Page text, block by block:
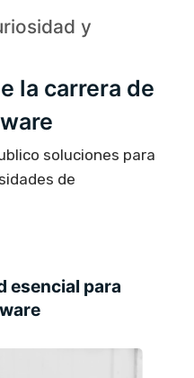
y
la carrera de
soluciones para
de
esencial para